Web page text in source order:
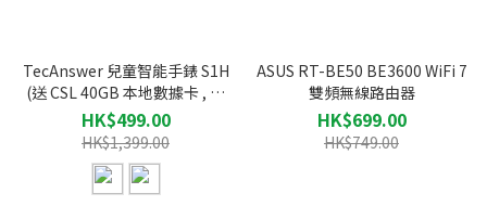
TecAnswer 兒童智能手錶 S1H
(送 CSL 40GB 本地數據卡 , 價
值$298 )
HK$499.00
HK$1,399.00
ASUS RT-BE50 BE3600 WiFi 7
雙頻無線路由器
HK$699.00
HK$749.00